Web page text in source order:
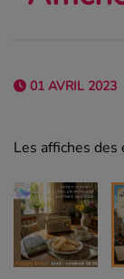
01 AVRIL 2023
Les affiches